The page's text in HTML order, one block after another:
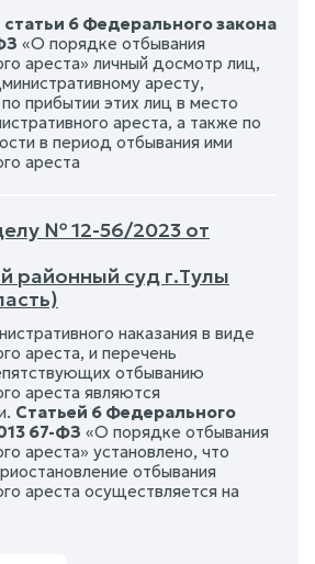
статьи 6 Федерального закона
«О порядке отбывания
ареста» личный досмотр лиц,
аресту,
прибытии этих лиц в место
ареста, а также по
в период отбывания ими
ареста
№ 12-56/2023 от
районный суд г.Тулы
наказания в виде
ареста, и перечень
отбыванию
ареста являются
Статьей 6 Федерального
67-ФЗ «О порядке отбывания
ареста» установлено, что
отбывания
ареста осуществляется на